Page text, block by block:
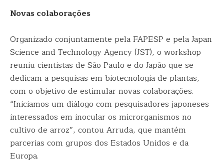
Novas colaborações
Organizado conjuntamente pela FAPESP e pela Japan
Science and Technology Agency (JST), o workshop
reuniu cientistas de São Paulo e do Japão que se
dedicam a pesquisas em biotecnologia de plantas,
com o objetivo de estimular novas colaborações.
“Iniciamos um diálogo com pesquisadores japoneses
interessados em inocular os microrganismos no
cultivo de arroz”, contou Arruda, que mantém
parcerias com grupos dos Estados Unidos e da
Europa.